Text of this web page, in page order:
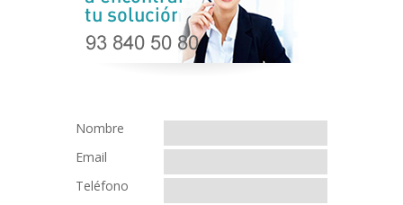
Nombre
Email
Teléfono